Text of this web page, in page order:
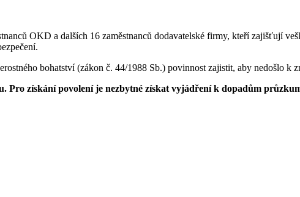
OKD a dalších 16 zaměstnanců dodavatelské firmy, kteří zajišťují
bohatství (zákon č. 44/1988 Sb.) povinnost zajistit, aby nedošlo k
Pro získání povolení je nezbytné získat vyjádření k dopadům